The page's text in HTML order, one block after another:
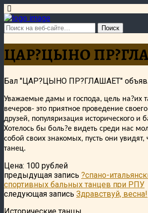
ЦАР?ЦЫНО
Бал "ЦАР?ЦЫНО ПР?ГЛАШАЕТ"
Уважаемые дамы и господа, цель на?их
вечеров- это приятное проведение своего
друзей, популяризация исторического и
Хотелось бы боль?е видеть среди нас
собой своих знакомых, пусть они увидят,
танец.
Цена: 100 рублей
предыдущая запись ?спано-
спортивных бальных танцев при РПУ
следующая запись Здравствуй, весна!